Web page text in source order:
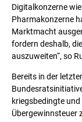
Digitalkonzerne
Pharmakonzerne
Marktmacht
fordern deshalb,
auszuweiten“, so
Bereits in der
kriegsbedingte
Übergewinnsteuer